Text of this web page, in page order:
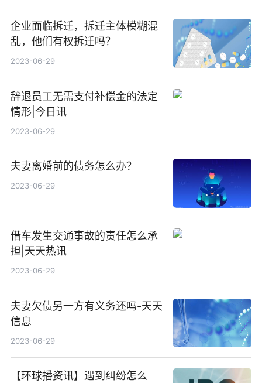
企业面临拆迁，拆迁主体模糊混
乱，他们有权拆迁吗？
2023-06-29
辞退员工无需支付补偿金的法定
情形|今日讯
2023-06-29
夫妻离婚前的债务怎么办？
2023-06-29
借车发生交通事故的责任怎么承
担|天天热讯
2023-06-29
夫妻欠债另一方有义务还吗-天天
信息
2023-06-29
【环球播资讯】遇到纠纷怎么